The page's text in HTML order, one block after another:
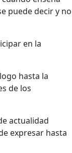
puede decir y no
en la
hasta la
de los
actualidad
expresar hasta